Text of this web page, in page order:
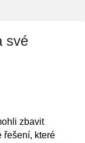
své
zbavit
řešení, které